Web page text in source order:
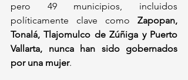
pero 49 municipios, incluidos
políticamente clave como Zapopan,
Tonalá, Tlajomulco de Zúñiga y Puerto
Vallarta, nunca han sido gobernados
por una mujer.